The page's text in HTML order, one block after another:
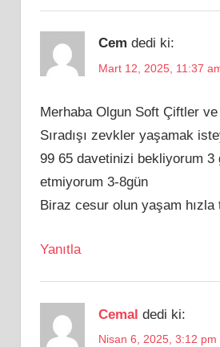
Cem dedi ki:
Mart 12, 2025, 11:37
Merhaba Olgun Soft Çiftler
Sıradışı zevkler yaşamak
99 65 davetinizi bekliyorum 3
etmiyorum 3-8gün
Biraz cesur olun yaşam hızla
Yanıtla
Cemal dedi ki:
Nisan 6, 2025, 3:12 pm